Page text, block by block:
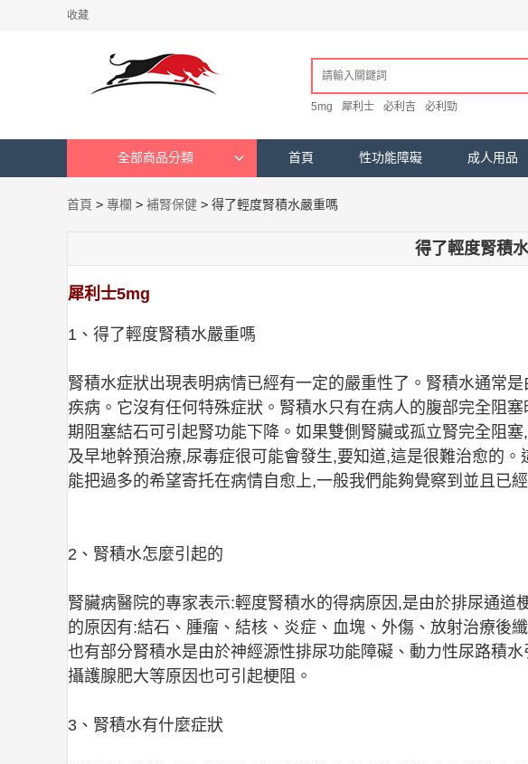
收藏
5mg 犀利士 必利吉 必利勁
全部商品分類 首頁 性功能障礙 成人用品
首頁 > 專欄 > 補腎保健 > 得了輕度腎積水嚴重嗎
得了輕度腎積
犀利士5mg
1、得了輕度腎積水嚴重嗎
腎積水症狀出現表明病情已經有一定的嚴重性了。腎積水通常
疾病。它沒有任何特殊症狀。腎積水只有在病人的腹部完全阻
期阻塞結石可引起腎功能下降。如果雙側腎臟或孤立腎完全阻
及早地幹預治療,尿毒症很可能會發生,要知道,這是很難治愈的
能把過多的希望寄托在病情自愈上,一般我們能夠覺察到並且已
2、腎積水怎麼引起的
腎臟病醫院的專家表示:輕度腎積水的得病原因,是由於排尿通
的原因有:結石、腫瘤、結核、炎症、血塊、外傷、放射治療後
也有部分腎積水是由於神經源性排尿功能障礙、動力性尿路積
攝護腺肥大等原因也可引起梗阻。
3、腎積水有什麼症狀